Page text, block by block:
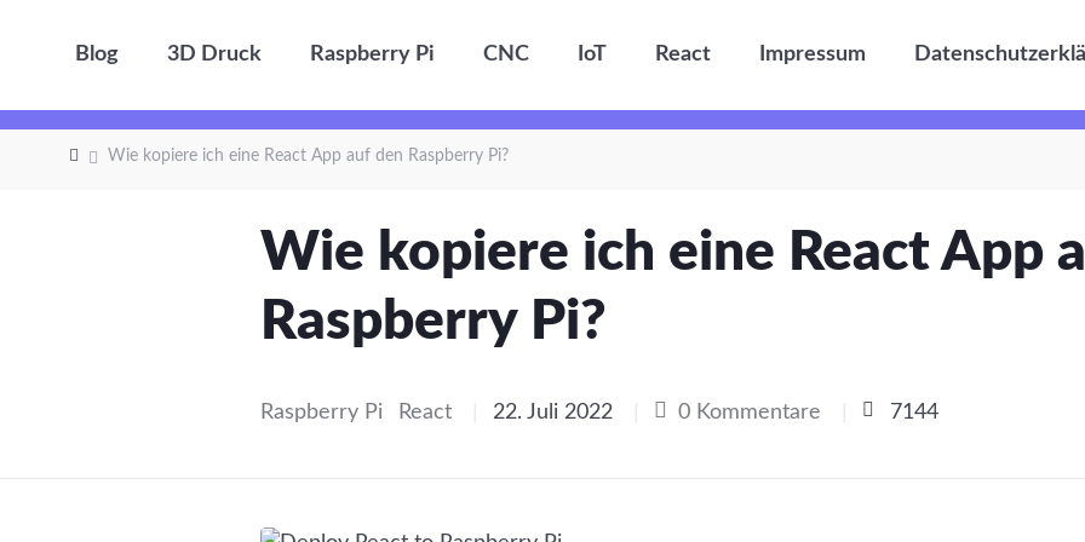
Blog 3D Druck Raspberry Pi CNC IoT React Impressum
Wie kopiere ich eine React App auf den Raspberry Pi?
Wie kopiere ich eine React App
Raspberry Pi?
Raspberry Pi React 22. Juli 2022 0 Kommentare 7144